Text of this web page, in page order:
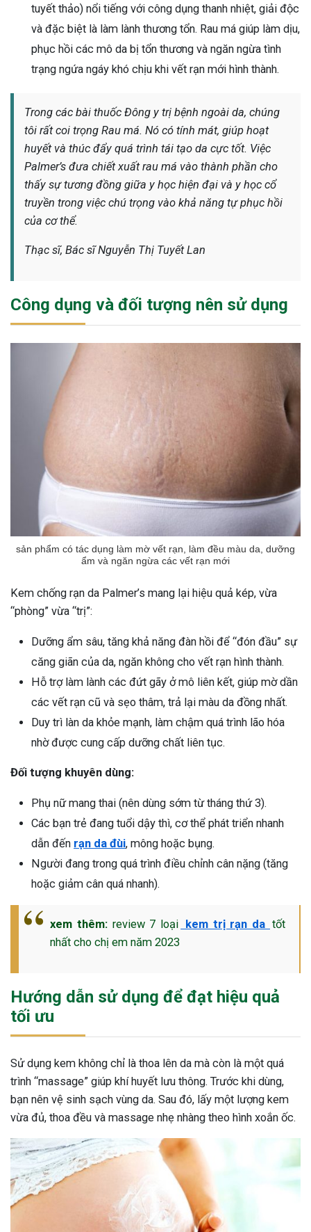
tuyết thảo) nổi tiếng với công dụng thanh nhiệt, giải độc
và đặc biệt là làm lành thương tổn. Rau má giúp làm dịu,
phục hồi các mô da bị tổn thương và ngăn ngừa tình
trạng ngứa ngáy khó chịu khi vết rạn mới hình thành.
Trong các bài thuốc Đông y trị bệnh ngoài da, chúng
tôi rất coi trọng Rau má. Nó có tính mát, giúp hoạt
huyết và thúc đẩy quá trình tái tạo da cực tốt. Việc
Palmer’s đưa chiết xuất rau má vào thành phần cho
thấy sự tương đồng giữa y học hiện đại và y học cổ
truyền trong việc chú trọng vào khả năng tự phục hồi
của cơ thể.
Thạc sĩ, Bác sĩ Nguyễn Thị Tuyết Lan
Công dụng và đối tượng nên sử dụng
sản phẩm có tác dụng làm mờ vết rạn, làm đều màu da, dưỡng
ẩm và ngăn ngừa các vết rạn mới
Kem chống rạn da Palmer’s mang lại hiệu quả kép, vừa
“phòng” vừa “trị”:
Dưỡng ẩm sâu, tăng khả năng đàn hồi để “đón đầu” sự
căng giãn của da, ngăn không cho vết rạn hình thành.
Hỗ trợ làm lành các đứt gãy ở mô liên kết, giúp mờ dần
các vết rạn cũ và sẹo thâm, trả lại màu da đồng nhất.
Duy trì làn da khỏe mạnh, làm chậm quá trình lão hóa
nhờ được cung cấp dưỡng chất liên tục.
Đối tượng khuyên dùng:
Phụ nữ mang thai (nên dùng sớm từ tháng thứ 3).
Các bạn trẻ đang tuổi dậy thì, cơ thể phát triển nhanh
dẫn đến rạn da đùi, mông hoặc bụng.
Người đang trong quá trình điều chỉnh cân nặng (tăng
hoặc giảm cân quá nhanh).
xem thêm: review 7 loại kem trị rạn da tốt
nhất cho chị em năm 2023
Hướng dẫn sử dụng để đạt hiệu quả
tối ưu
Sử dụng kem không chỉ là thoa lên da mà còn là một quá
trình “massage” giúp khí huyết lưu thông. Trước khi dùng,
bạn nên vệ sinh sạch vùng da. Sau đó, lấy một lượng kem
vừa đủ, thoa đều và massage nhẹ nhàng theo hình xoắn ốc.